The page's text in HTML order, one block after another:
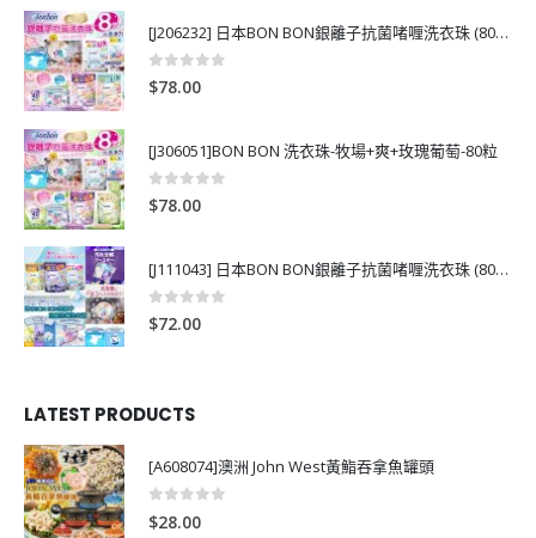
[J206232] 日本BON BON銀離子抗菌啫喱洗衣珠 (80粒)
0out of 5
$78.00
[J306051]BON BON 洗衣珠-牧場+爽+玫瑰葡萄-80粒
0out of 5
$78.00
[J111043] 日本BON BON銀離子抗菌啫喱洗衣珠 (80粒)
0out of 5
$72.00
LATEST PRODUCTS
[A608074]澳洲 John West黃鮨吞拿魚罐頭
0
$28.00